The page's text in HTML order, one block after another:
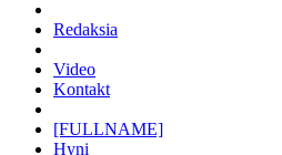
Redaksia
Video
Kontakt
[FULLNAME]
Hyni